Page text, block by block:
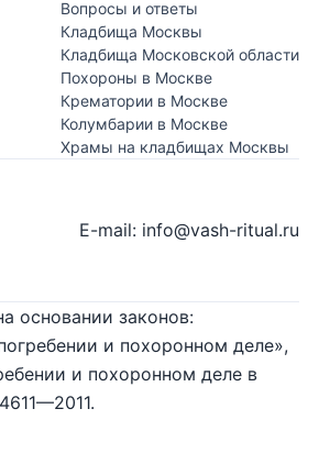
Вопросы и ответы
Кладбища Москвы
Кладбища Московской области
Похороны в Москве
Крематории в Москве
Колумбарии в Москве
Храмы на кладбищах Москвы
E-mail: info@vash-ritual.ru
основании законов:
и похоронном деле»,
и похоронном деле в